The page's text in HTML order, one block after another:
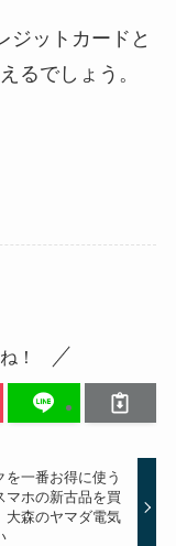
ジットカードと
るでしょう。
！
を一番お得に使う
マホの新古品を買
大森のヤマダ電気